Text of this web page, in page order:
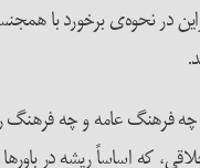
در نحوه‌ی برخورد با
فرهنگ عامه و چه فرهنگ
که اساساً ریشه در